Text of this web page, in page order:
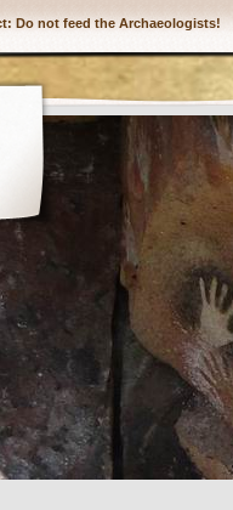
Do not feed the Archaeologists!